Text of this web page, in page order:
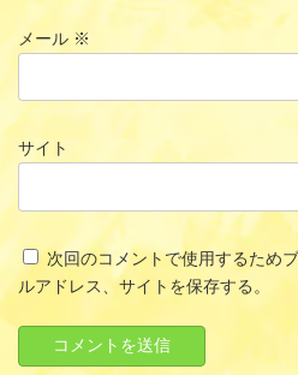
メール ※
サイト
次回のコメントで使用するため
ルアドレス、サイトを保存する。